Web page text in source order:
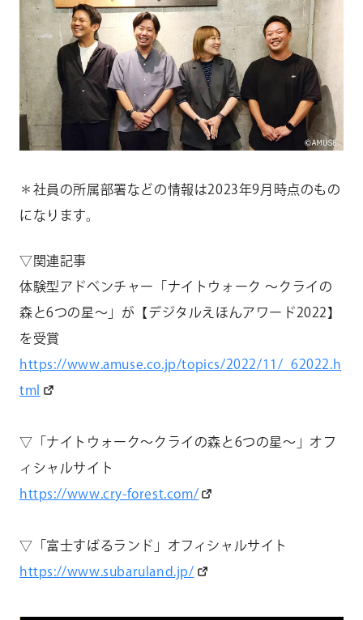
＊社員の所属部署などの情報は2023年9月時点のもの
になります。
▽関連記事
体験型アドベンチャー「ナイトウォーク ～クライの
森と6つの星～」が【デジタルえほんアワード2022】
を受賞
https://www.amuse.co.jp/topics/2022/11/_62022.h
tml
▽「ナイトウォーク～クライの森と6つの星～」オフ
ィシャルサイト
https://www.cry-forest.com/
▽「富士すばるランド」オフィシャルサイト
https://www.subaruland.jp/